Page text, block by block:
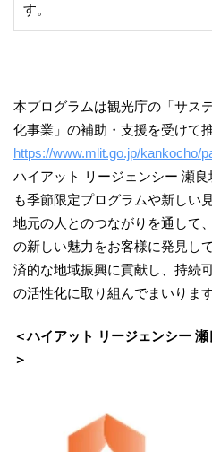
す。
本プログラムは観光庁の「サス
化事業」の補助・支援を受けて
https://www.mlit.go.jp/kankocho/
ハイアット リージェンシー 瀬
も季節限定プログラムや新しい
地元の人とのつながりを通して
の新しい魅力をお客様に発見し
済的な地域振興に貢献し、持続
の活性化に取り組んでまいります
＜ハイアット リージェンシー
＞